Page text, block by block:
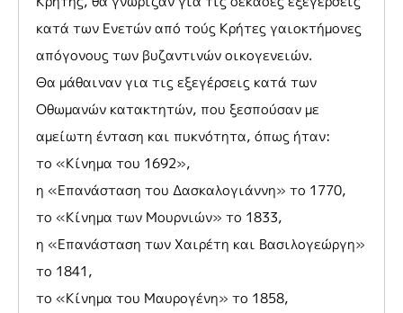
κατά των Ενετών από τούς Κρήτες γαιοκτήμονες
απόγονους των βυζαντινών οικογενειών.
Θα μάθαιναν για τις εξεγέρσεις κατά των
Οθωμανών κατακτητών, που ξεσπούσαν με
αμείωτη ένταση και πυκνότητα, όπως ήταν:
το «Κίνημα του 1692»,
η «Επανάσταση του Δασκαλογιάννη» το 1770,
το «Κίνημα των Μουρνιών» το 1833,
η «Επανάσταση των Χαιρέτη και Βασιλογεώργη»
το 1841,
το «Κίνημα του Μαυρογένη» το 1858,